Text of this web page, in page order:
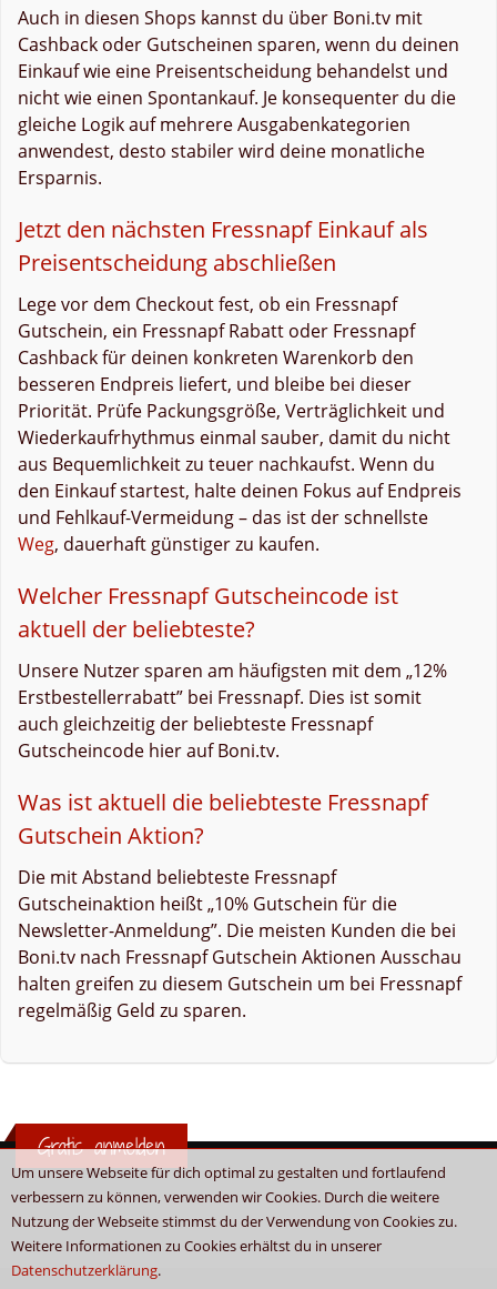
Um unsere Webseite für dich optimal zu gestalten und fortlaufend
verbessern zu können, verwenden wir Cookies. Durch die weitere
Nutzung der Webseite stimmst du der Verwendung von Cookies zu.
Weitere Informationen zu Cookies erhältst du in unserer
Datenschutzerklärung.
Auch in diesen Shops kannst du über Boni.tv mit
Cashback oder Gutscheinen sparen, wenn du deinen
Einkauf wie eine Preisentscheidung behandelst und
nicht wie einen Spontankauf. Je konsequenter du die
gleiche Logik auf mehrere Ausgabenkategorien
anwendest, desto stabiler wird deine monatliche
Ersparnis.
Jetzt den nächsten Fressnapf Einkauf als
Preisentscheidung abschließen
Lege vor dem Checkout fest, ob ein Fressnapf
Gutschein, ein Fressnapf Rabatt oder Fressnapf
Cashback für deinen konkreten Warenkorb den
besseren Endpreis liefert, und bleibe bei dieser
Priorität. Prüfe Packungsgröße, Verträglichkeit und
Wiederkaufrhythmus einmal sauber, damit du nicht
aus Bequemlichkeit zu teuer nachkaufst. Wenn du
den Einkauf startest, halte deinen Fokus auf Endpreis
und Fehlkauf-Vermeidung – das ist der schnellste
Weg, dauerhaft günstiger zu kaufen.
Welcher Fressnapf Gutscheincode ist
aktuell der beliebteste?
Unsere Nutzer sparen am häufigsten mit dem „12%
Erstbestellerrabatt” bei Fressnapf. Dies ist somit
auch gleichzeitig der beliebteste Fressnapf
Gutscheincode hier auf Boni.tv.
Was ist aktuell die beliebteste Fressnapf
Gutschein Aktion?
Die mit Abstand beliebteste Fressnapf
Gutscheinaktion heißt „10% Gutschein für die
Newsletter-Anmeldung”. Die meisten Kunden die bei
Boni.tv nach Fressnapf Gutschein Aktionen Ausschau
halten greifen zu diesem Gutschein um bei Fressnapf
regelmäßig Geld zu sparen.
Gratis anmelden